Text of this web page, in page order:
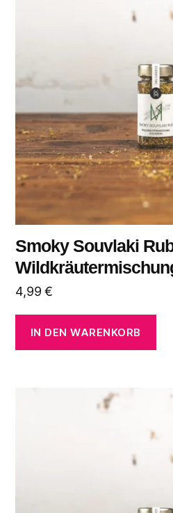
Smoky Souvlaki
4,99€
IN DEN WARENKORB